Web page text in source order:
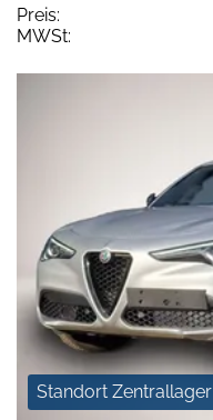
Preis:
MWSt:
Standort Zentrallager